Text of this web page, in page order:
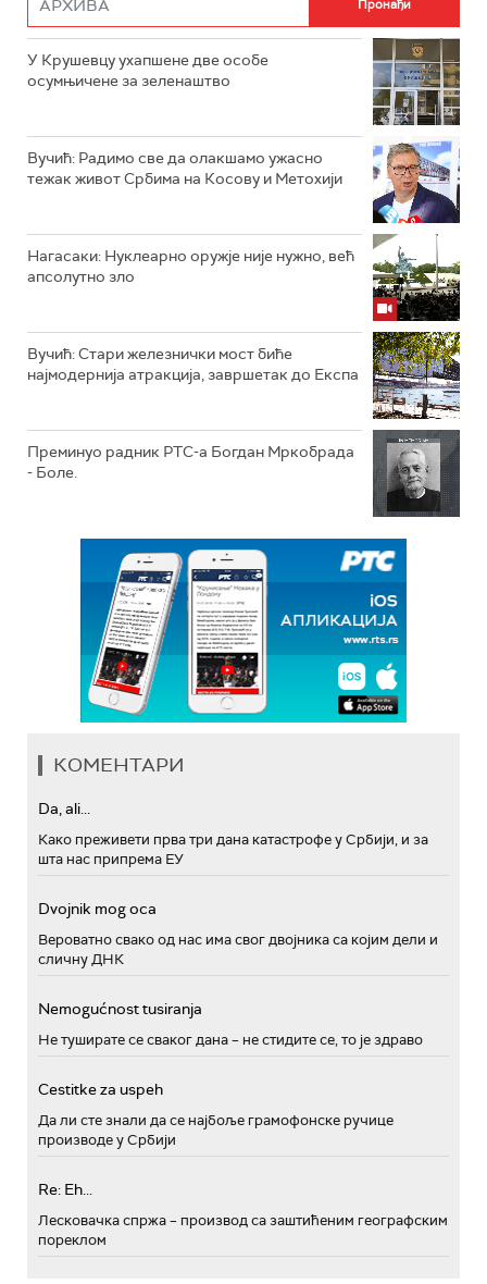
У Крушевцу ухапшене две особе
осумњичене за зеленаштво
Вучић: Радимо све да олакшамо ужасно
тежак живот Србима на Косову и Метохији
Нагасаки: Нуклеарно оружје није нужно, већ
апсолутно зло
Вучић: Стари железнички мост биће
најмодернија атракција, завршетак до Експа
Преминуо радник РТС-а Богдан Мркобрада
- Боле.
КОМЕНТАРИ
Da, ali...
Како преживети прва три дана катастрофе у Србији, и за
шта нас припрема ЕУ
Dvojnik mog oca
Вероватно свако од нас има свог двојника са којим дели и
сличну ДНК
Nemogućnost tusiranja
Не туширате се сваког дана – не стидите се, то је здраво
Cestitke za uspeh
Да ли сте знали да се најбоље грамофонске ручице
производе у Србији
Re: Eh...
Лесковачка спржа – производ са заштићеним географским
пореклом